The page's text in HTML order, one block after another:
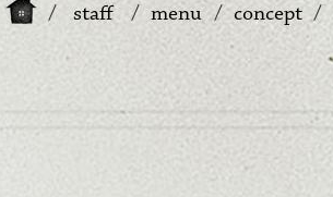
staff menu concept